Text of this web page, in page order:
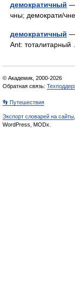
демократичный —
чны; демократи/
демократичный —
Ant:
© Академик, 2000-2026
Обратная связь:
👣 Путешествия
Экспорт словарей на сайты
WordPress, MODx.